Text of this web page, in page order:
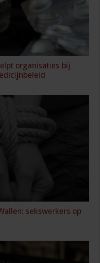
organisaties bij
sekswerkers op